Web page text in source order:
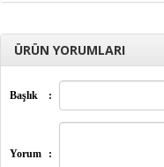
ÜRÜN YORUMLARI
Başlık :
Yorum :